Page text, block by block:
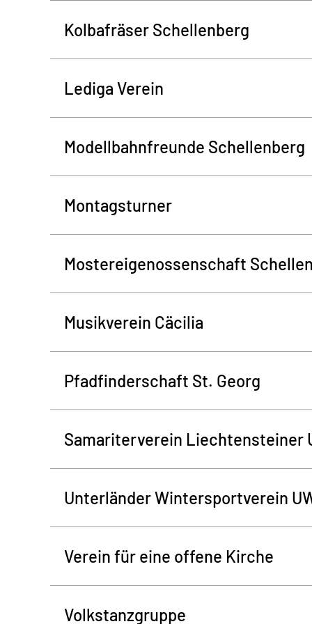
Kolbafräser Schellenberg
Lediga Verein
Modellbahnfreunde Schellenberg
Montagsturner
Mostereigenossenschaft
Musikverein Cäcilia
Pfadfinderschaft St. Georg
Samariterverein Liechtensteiner
Unterländer Wintersportverein
Verein für eine offene Kirche
Volkstanzgruppe